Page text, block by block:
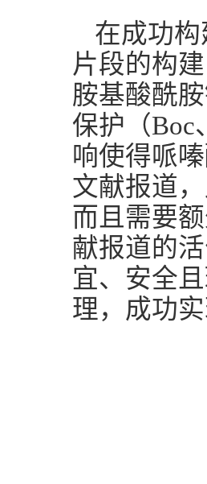
在成功
片段的构
胺基酸酰
保护（Boc
响使得哌
文献报道
而且需要
献报道的
宜、安全
理， 成功